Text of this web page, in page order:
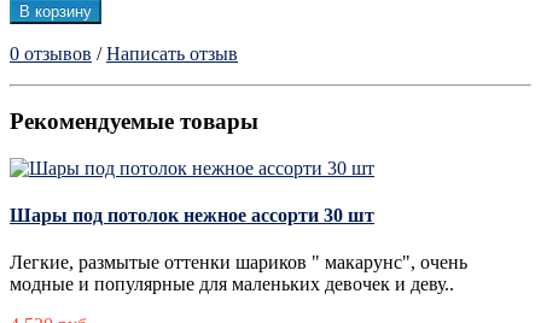
В корзину
0 отзывов /Написать отзыв
Рекомендуемые товары
Шары под потолок нежное ассорти 30 шт
Легкие, размытые оттенки шариков " макарунс", очень
модные и популярные для маленьких девочек и деву..